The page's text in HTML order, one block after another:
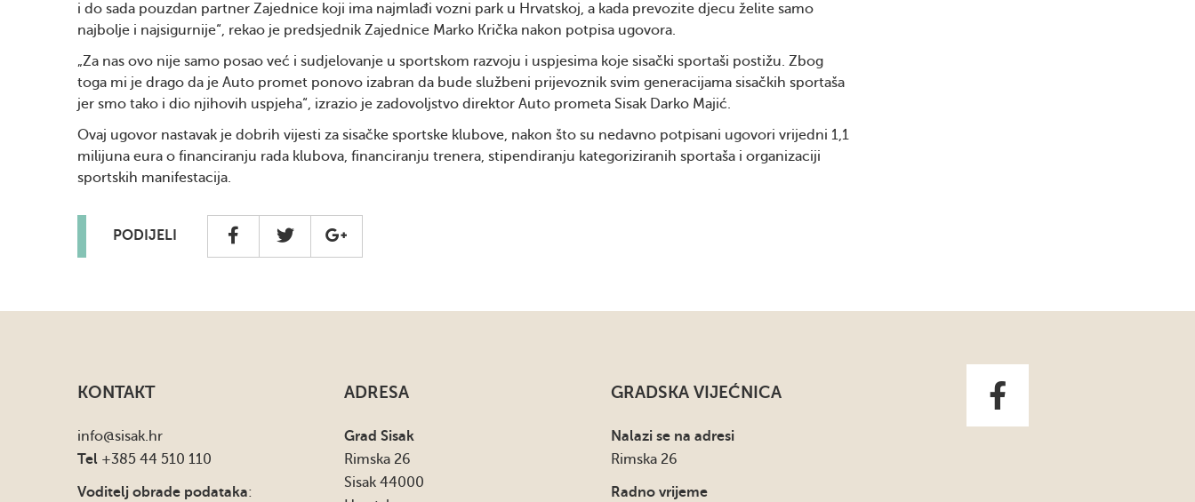
i do sada pouzdan partner Zajednice koji ima najmlađi vozni park u Hrvatskoj, a kada prevozite djecu želite samo
najbolje i najsigurnije“, rekao je predsjednik Zajednice Marko Krička nakon potpisa ugovora.
„Za nas ovo nije samo posao već i sudjelovanje u sportskom razvoju i uspjesima koje sisački sportaši postižu. Zbog
toga mi je drago da je Auto promet ponovo izabran da bude službeni prijevoznik svim generacijama sisačkih sportaša
jer smo tako i dio njihovih uspjeha“, izrazio je zadovoljstvo direktor Auto prometa Sisak Darko Majić.
Ovaj ugovor nastavak je dobrih vijesti za sisačke sportske klubove, nakon što su nedavno potpisani ugovori vrijedni 1,1
milijuna eura o financiranju rada klubova, financiranju trenera, stipendiranju kategoriziranih sportaša i organizaciji
sportskih manifestacija.
PODIJELI
KONTAKT
info@sisak.hr
Tel +385 44 510 110
Voditelj obrade podataka:
ADRESA
Grad Sisak
Rimska 26
Sisak 44000
GRADSKA VIJEĆNICA
Nalazi se na adresi
Rimska 26
Radno vrijeme